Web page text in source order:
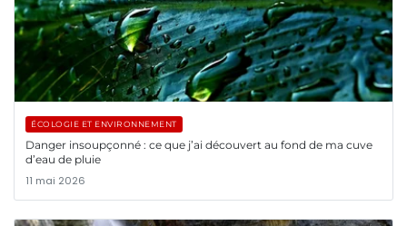
ÉCOLOGIE ET ENVIRONNEMENT
Danger insoupçonné : ce que j’ai découvert au fond de ma cuve
d’eau de pluie
11 mai 2026